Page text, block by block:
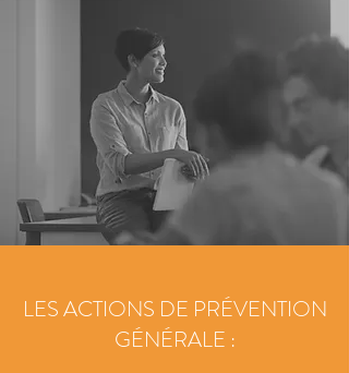
LES ACTIONS DE PRÉVENTION
GÉNÉRALE :